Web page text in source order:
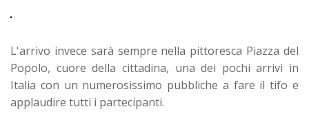
L'arrivo invece sarà sempre nella pittoresca Piazza del
Popolo, cuore della cittadina, una dei pochi arrivi in
Italia con un numerosissimo pubbliche a fare il tifo e
applaudire tutti i partecipanti.